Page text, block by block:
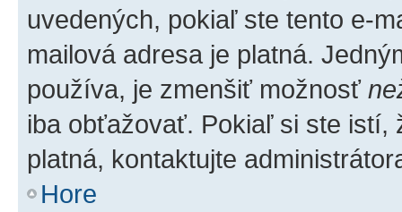
uvedených, pokiaľ ste tento e-
mailová adresa je platná.
používa, je zmenšiť možnosť
iba obťažovať. Pokiaľ si ste istí,
platná, kontaktujte
Hore